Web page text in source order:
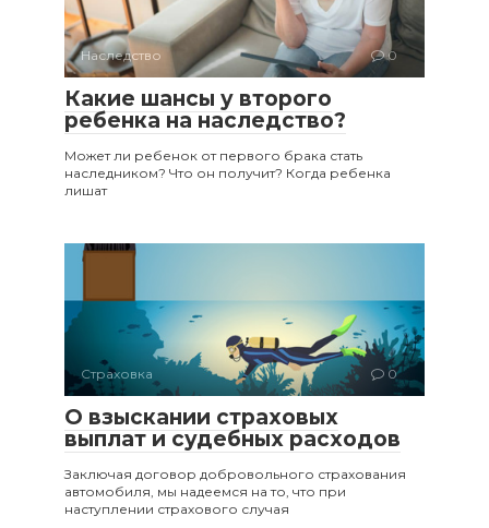
Наследство 0
Какие шансы у второго
ребенка на наследство?
Может ли ребенок от первого брака стать
наследником? Что он получит? Когда ребенка
лишат
Страховка 0
О взыскании страховых
выплат и судебных расходов
Заключая договор добровольного страхования
автомобиля, мы надеемся на то, что при
наступлении страхового случая